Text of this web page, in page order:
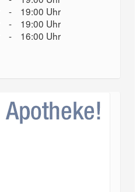
-
19:00 Uhr
-
19:00 Uhr
- 16:00 Uhr